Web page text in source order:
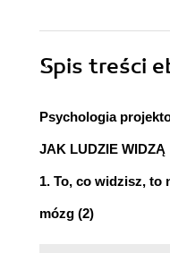
Spis treści
Psychologia
JAK LUDZIE WIDZĄ
1. To, co widzisz, to
mózg (2)